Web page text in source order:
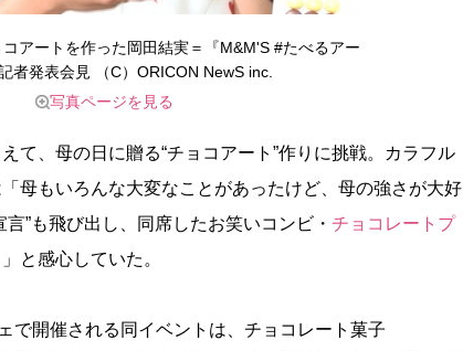
アートを作った岡田結実＝『M&M'S #たべるアー
者発表会見 （C）ORICON NewS inc.
写真ページを見る
て、母の日に贈る“チョコアート”作りに挑戦。カラフル
母もいろんな大変なことがあったけど、母の強さが大好
”も飛び出し、同席したお笑いコンビ・ チョコレートプ
と感心していた。
開催される同イベントは、チョコレート菓子